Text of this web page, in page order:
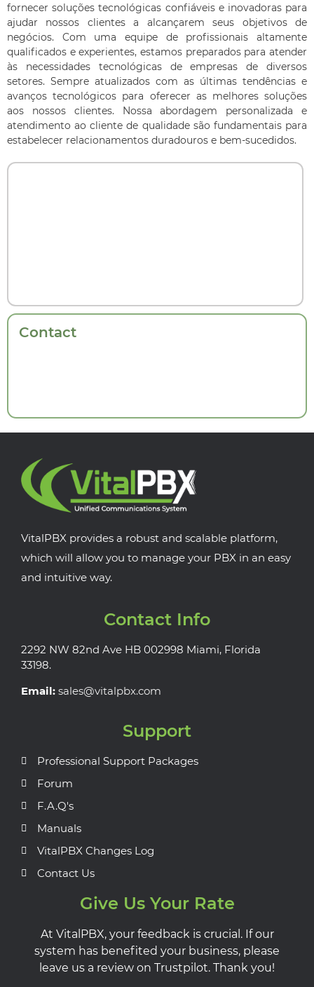
fornecer soluções tecnológicas confiáveis e inovadoras para
ajudar nossos clientes a alcançarem seus objetivos de
negócios. Com uma equipe de profissionais altamente
qualificados e experientes, estamos preparados para atender
às necessidades tecnológicas de empresas de diversos
setores. Sempre atualizados com as últimas tendências e
avanços tecnológicos para oferecer as melhores soluções
aos nossos clientes. Nossa abordagem personalizada e
atendimento ao cliente de qualidade são fundamentais para
estabelecer relacionamentos duradouros e bem-sucedidos.
Contact
VitalPBX provides a robust and scalable platform,
which will allow you to manage your PBX in an easy
and intuitive way.
Contact Info
2292 NW 82nd Ave HB 002998 Miami, Florida
33198.
Email: sales@vitalpbx.com
Support
Professional Support Packages
Forum
F.A.Q's
Manuals
VitalPBX Changes Log
Contact Us
Give Us Your Rate
At VitalPBX, your feedback is crucial. If our
system has benefited your business, please
leave us a review on Trustpilot. Thank you!